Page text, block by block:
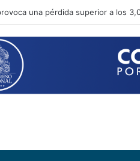
con médicos residentes para